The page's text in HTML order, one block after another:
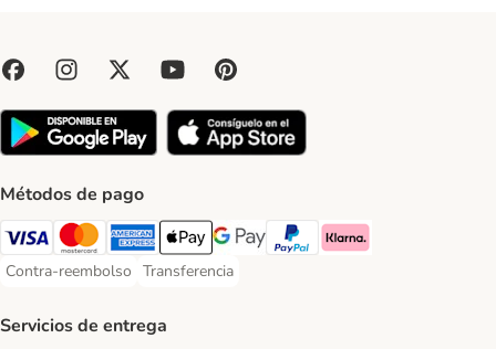
Métodos de pago
Visa Payment Method
Mastercard Payment Method
American Express Payment Method
Apple Pay Payment Method
Google Pay Payment Method
PayPal Payment Method
Klarna Payment Method
Contra-reembolso
Contra-reembolso Payment Method
Transferencia
Transferencia Payment Method
Servicios de entrega